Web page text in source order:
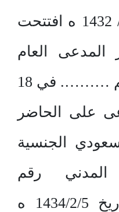
3481021 في 18 / 2/ 1432 ه افتتحت
المدعى العام
………. بالتعميد رقم ………. في 18
ه وادعى على الحاضر
الجنسية
رقم
……….قائلاً أنه بتاريخ 1434/2/5 ه